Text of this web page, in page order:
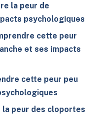
la peur de
psychologiques
cette peur
et ses impacts
cette peur peu
la peur des cloportes